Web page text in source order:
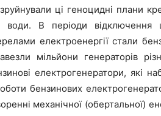
ці геноцидні плани
В періоди відключення
електроенергії стали
мільйони генераторів
електрогенератори, які
бензинових
механічної (обертальної)